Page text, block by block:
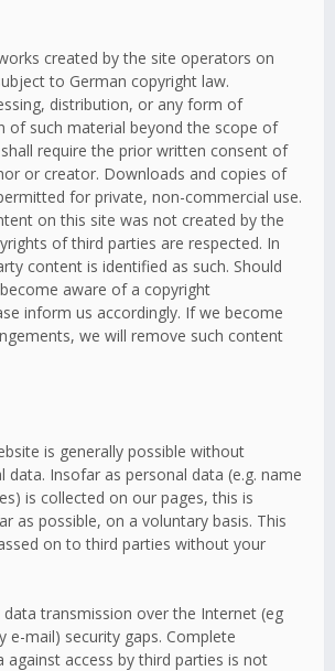
created by the site operators on
to German copyright law.
distribution, or any form of
of such material beyond the scope of
require the prior written consent of
or creator. Downloads and copies of
for private, non-commercial use.
on this site was not created by the
of third parties are respected. In
content is identified as such. Should
aware of a copyright
inform us accordingly. If we become
we will remove such content
is generally possible without
data. Insofar as personal data (e.g. name
is collected on our pages, this is
as possible, on a voluntary basis. This
on to third parties without your
transmission over the Internet (eg
e-mail) security gaps. Complete
access by third parties is not